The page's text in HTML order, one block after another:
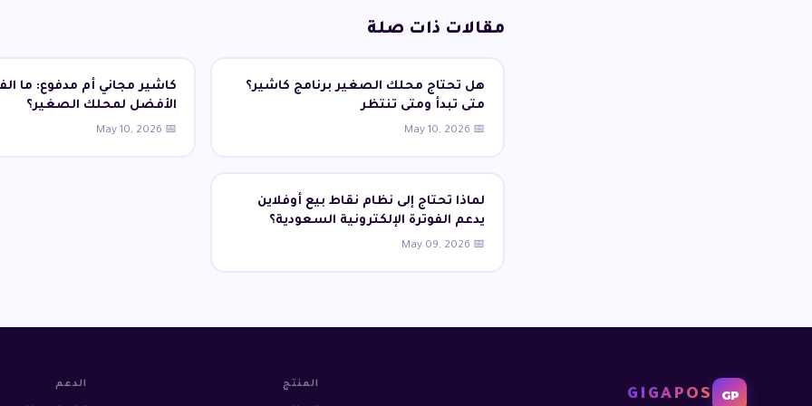
مقالات ذات صلة
هل تحتاج محلك الصغير برنامج كاشير؟
متى تبدأ ومتى تنتظر
📅 May 10, 2026
كاشير مجاني أم مدفوع: ما
الأفضل لمحلك الصغير؟
📅 May 10, 2026
لماذا تحتاج إلى نظام نقاط بيع أوفلاين
يدعم الفوترة الإلكترونية السعودية؟
📅 May 09, 2026
GP
GIGAPOS
المنتج الدعم